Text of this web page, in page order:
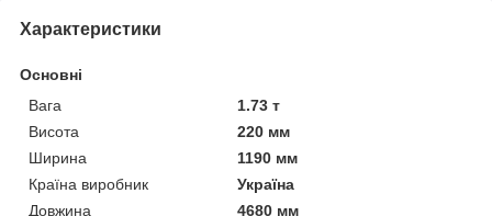
Характеристики
Основні
Вага
1.73 т
Висота
220 мм
Ширина
1190 мм
Країна виробник
Україна
Довжина
4680 мм